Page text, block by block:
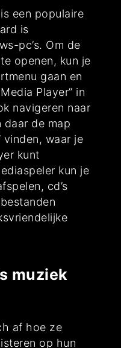
een populaire
is
pc’s. Om de
openen, kun je
gaan en
Player” in
navigeren naar
daar de map
vinden, waar je
kunt
kun je
cd’s
muziek
af hoe ze
op hun